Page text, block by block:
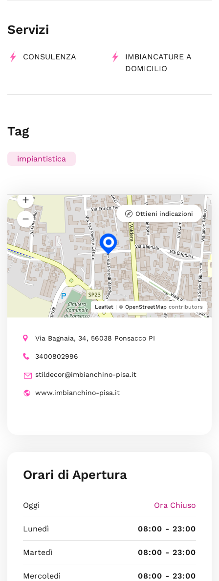
Servizi
CONSULENZA
IMBIANCATURE A
DOMICILIO
Tag
impiantistica
Leaflet | © OpenStreetMap contributors
Ottieni indicazioni
Via Bagnaia, 34, 56038 Ponsacco PI
3400802996
stildecor@imbianchino-pisa.it
www.imbianchino-pisa.it
Orari di Apertura
Oggi Ora Chiuso
Lunedì 08:00 - 23:00
Martedì 08:00 - 23:00
Mercoledì 08:00 - 23:00